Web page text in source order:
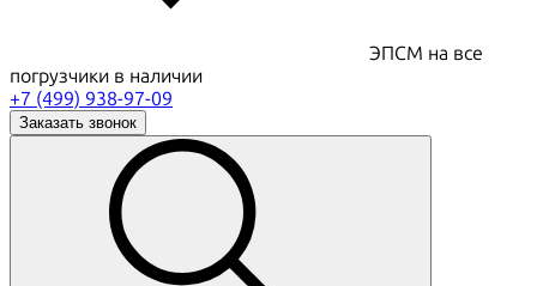
ЭПСМ на все
погрузчики в наличии
+7 (499) 938-97-09
Заказать звонок